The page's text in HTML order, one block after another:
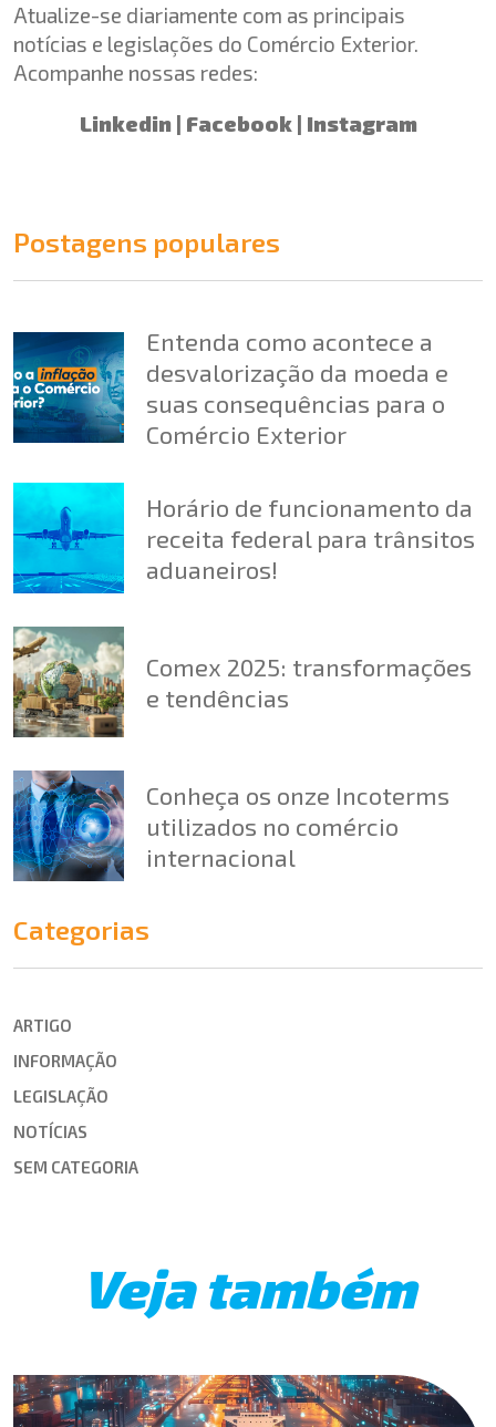
Atualize-se diariamente com as principais
notícias e legislações do Comércio Exterior.
Acompanhe nossas redes:
Linkedin| Facebook| Instagram
Postagens populares
Entenda como acontece a
desvalorização da moeda e
suas consequências para o
Comércio Exterior
Horário de funcionamento da
receita federal para trânsitos
aduaneiros!
Comex 2025: transformações
e tendências
Conheça os onze Incoterms
utilizados no comércio
internacional
Categorias
ARTIGO
INFORMAÇÃO
LEGISLAÇÃO
NOTÍCIAS
SEM CATEGORIA
Veja também